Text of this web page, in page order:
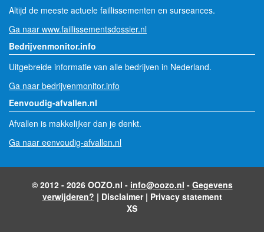
Altijd de meeste actuele faillissementen en surseances.
Ga naar www.faillissementsdossier.nl
Bedrijvenmonitor.info
Uitgebreide informatie van alle bedrijven in Nederland.
Ga naar bedrijvenmonitor.info
Eenvoudig-afvallen.nl
Afvallen is makkelijker dan je denkt.
Ga naar eenvoudig-afvallen.nl
© 2012 - 2026 OOZO.nl - info@oozo.nl - Gegevens
verwijderen? | Disclaimer| Privacy statement
XS